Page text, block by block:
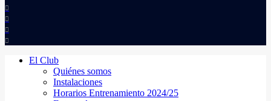
El Club
Quiénes somos
Instalaciones
Horarios Entrenamiento 2024/25